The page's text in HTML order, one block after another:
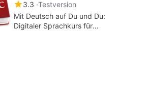
3.3 Testversion
Mit Deutsch auf Du und Du:
Digitaler Sprachkurs für